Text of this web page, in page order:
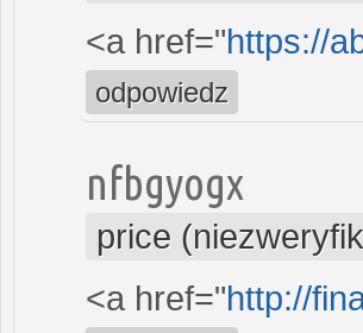
<a href="https://
odpowiedz
nfbgyogx
price
<a href="http://